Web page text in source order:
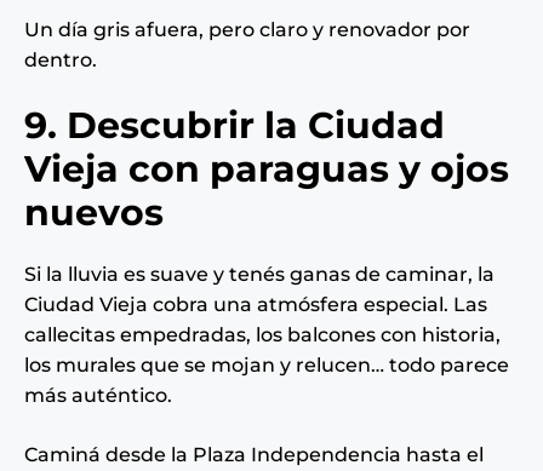
Un día gris afuera, pero claro y renovador por
dentro.
9. Descubrir la Ciudad
Vieja con paraguas y ojos
nuevos
Si la lluvia es suave y tenés ganas de caminar, la
Ciudad Vieja cobra una atmósfera especial. Las
callecitas empedradas, los balcones con historia,
los murales que se mojan y relucen… todo parece
más auténtico.
Caminá desde la Plaza Independencia hasta el